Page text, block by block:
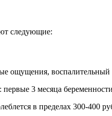
следующие:
ощущения, воспалительный
3 месяца
в пределах 300-400